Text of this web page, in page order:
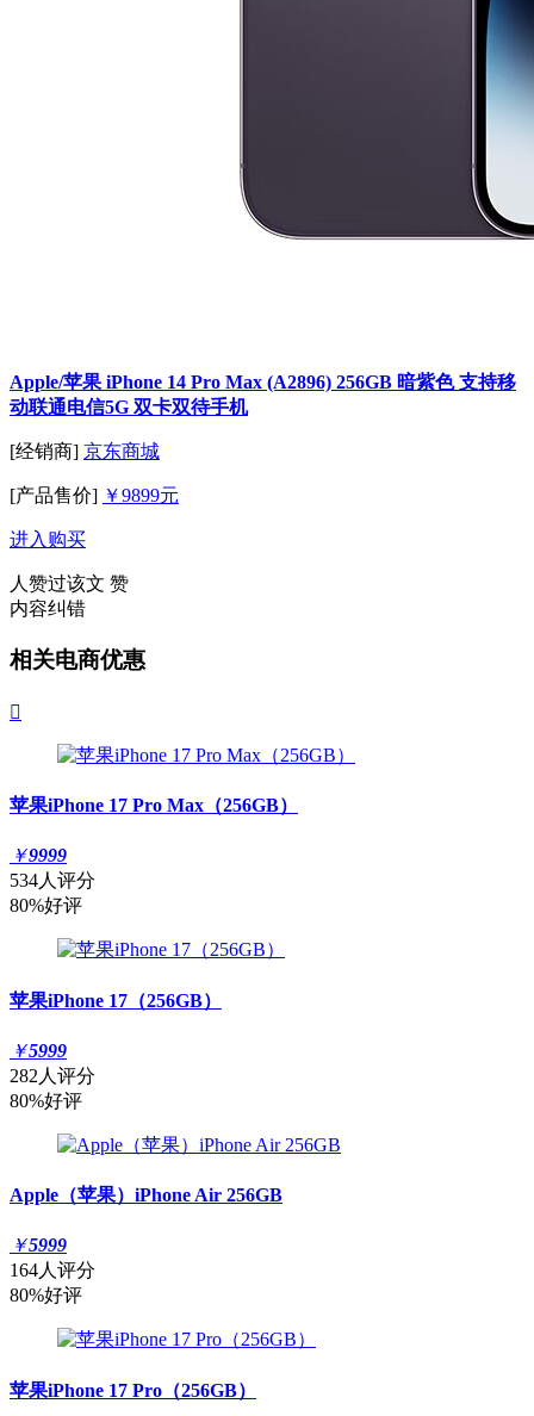
Apple/苹果 iPhone 14 Pro Max (A2896) 256GB 暗紫色 支持移
动联通电信5G 双卡双待手机
[经销商] 京东商城
[产品售价] ￥9899元
进入购买
人赞过该文 赞
内容纠错
相关电商优惠

苹果iPhone 17 Pro Max（256GB）
￥9999
534人评分
80%好评
苹果iPhone 17（256GB）
￥5999
282人评分
80%好评
Apple（苹果）iPhone Air 256GB
￥5999
164人评分
80%好评
苹果iPhone 17 Pro（256GB）